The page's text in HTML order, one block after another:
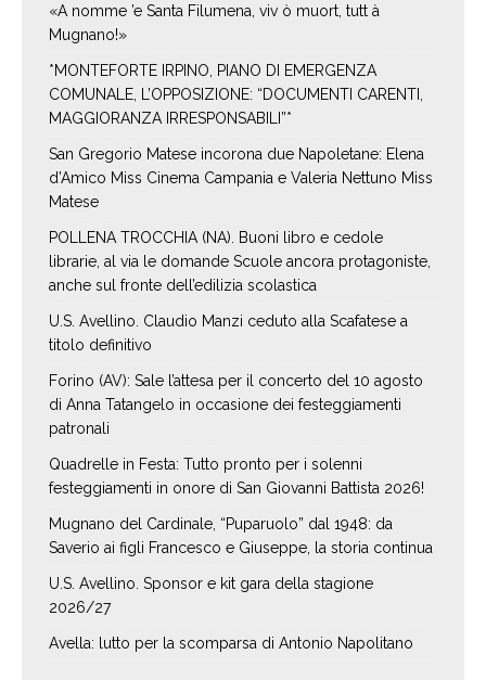
«A nomme ’e Santa Filumena, viv ò muort, tutt à
Mugnano!»
*MONTEFORTE IRPINO, PIANO DI EMERGENZA
COMUNALE, L’OPPOSIZIONE: “DOCUMENTI CARENTI,
MAGGIORANZA IRRESPONSABILI”*
San Gregorio Matese incorona due Napoletane: Elena
d’Amico Miss Cinema Campania e Valeria Nettuno Miss
Matese
POLLENA TROCCHIA (NA). Buoni libro e cedole
librarie, al via le domande Scuole ancora protagoniste,
anche sul fronte dell’edilizia scolastica
U.S. Avellino. Claudio Manzi ceduto alla Scafatese a
titolo definitivo
Forino (AV): Sale l’attesa per il concerto del 10 agosto
di Anna Tatangelo in occasione dei festeggiamenti
patronali
Quadrelle in Festa: Tutto pronto per i solenni
festeggiamenti in onore di San Giovanni Battista 2026!
Mugnano del Cardinale, “Puparuolo” dal 1948: da
Saverio ai figli Francesco e Giuseppe, la storia continua
U.S. Avellino. Sponsor e kit gara della stagione
2026/27
Avella: lutto per la scomparsa di Antonio Napolitano